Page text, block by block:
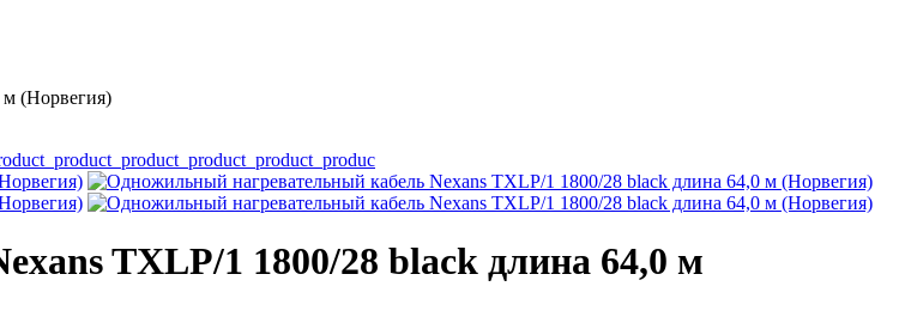
м (Норвегия)
TXLP/1 1800/28 black длина 64,0 м